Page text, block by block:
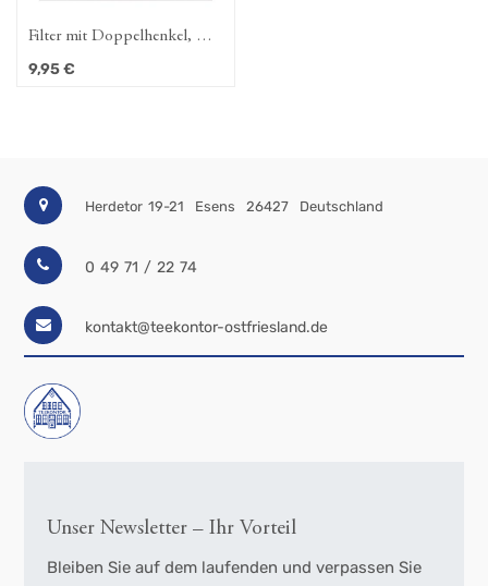
Filter mit Doppelhenkel, D.
6,0 cm
9,95€
Herdetor 19-21 Esens 26427 Deutschland
0 49 71 / 22 74
kontakt@teekontor-ostfriesland.de
Unser Newsletter – Ihr Vorteil
Bleiben Sie auf dem laufenden und verpassen Sie